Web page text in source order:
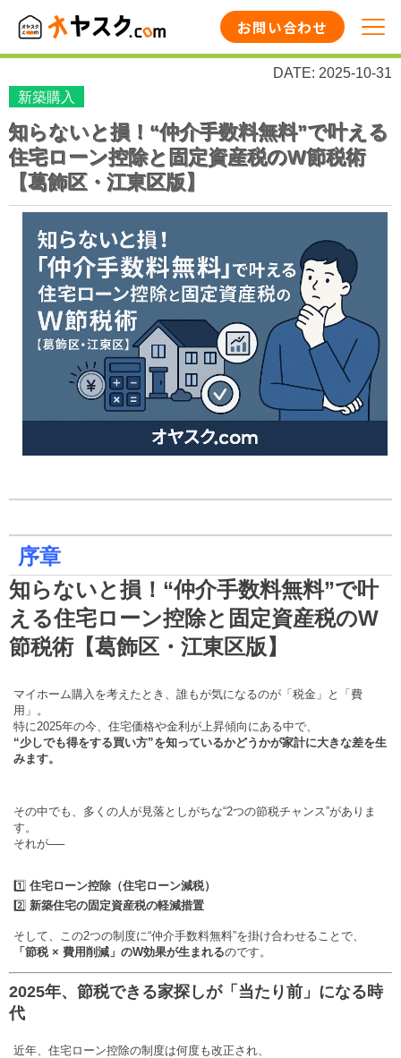
お問い合わせ
DATE: 2025-10-31
新築購入
知らないと損！“仲介手数料無料”で叶える
住宅ローン控除と固定資産税のW節税術
【葛飾区・江東区版】
序章
知らないと損！“仲介手数料無料”で叶
える住宅ローン控除と固定資産税のW
節税術【葛飾区・江東区版】
マイホーム購入を考えたとき、誰もが気になるのが「税金」と「費
用」。
特に2025年の今、住宅価格や金利が上昇傾向にある中で、
“少しでも得をする買い方”を知っているかどうかが家計に大きな差を生
みます。
その中でも、多くの人が見落としがちな“2つの節税チャンス”がありま
す。
それが──
1️⃣ 住宅ローン控除（住宅ローン減税）
2️⃣ 新築住宅の固定資産税の軽減措置
そして、この2つの制度に“仲介手数料無料”を掛け合わせることで、
「節税 × 費用削減」のW効果が生まれるのです。
2025年、節税できる家探しが「当たり前」になる時
代
近年、住宅ローン控除の制度は何度も改正され、